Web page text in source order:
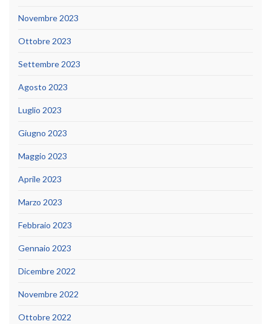
Novembre 2023
Ottobre 2023
Settembre 2023
Agosto 2023
Luglio 2023
Giugno 2023
Maggio 2023
Aprile 2023
Marzo 2023
Febbraio 2023
Gennaio 2023
Dicembre 2022
Novembre 2022
Ottobre 2022